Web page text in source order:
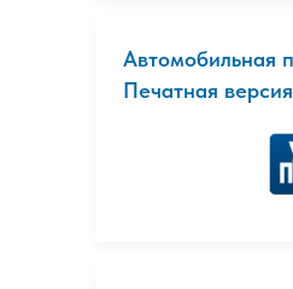
Автомобильная
Печатная версия